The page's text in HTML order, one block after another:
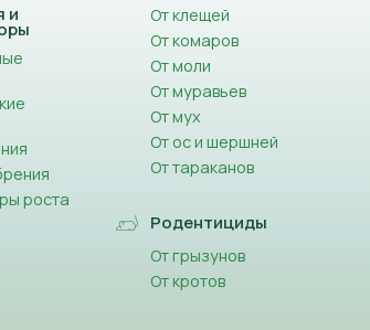
и
роста
От клещей
От комаров
От моли
От муравьев
От мух
От ос и шершней
От тараканов
Родентициды
От грызунов
От кротов